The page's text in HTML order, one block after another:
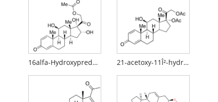
16alfa-Hydroxyprednisolon 21-acetoxy-11Î²-hydroxypregna-1,4,16-trien-3,20-dion